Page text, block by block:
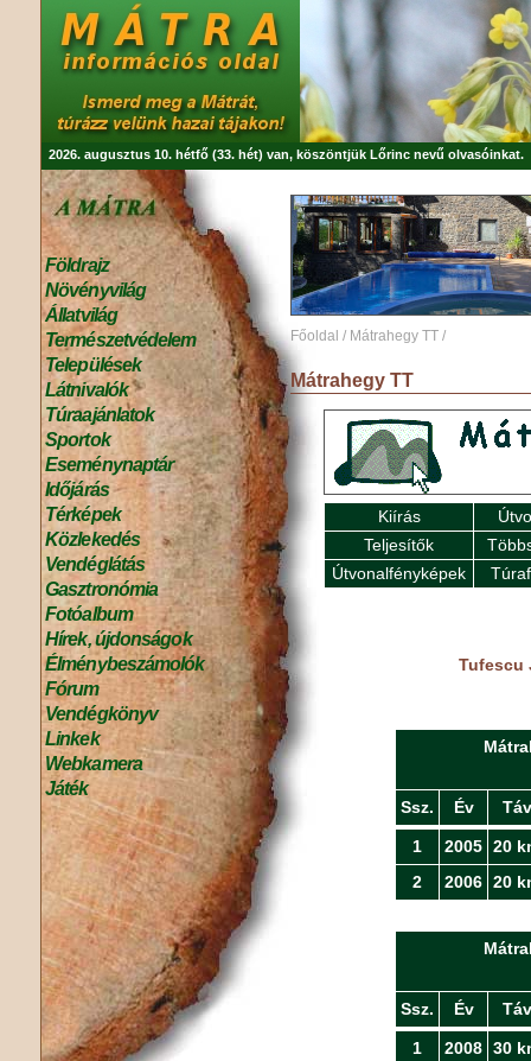
2026. augusztus 10. hétfő (33. hét) van, köszöntjük Lőrinc nevű olvasóinkat.
Földrajz
Növényvilág
Állatvilág
Természetvédelem
Települések
Látnivalók
Túraajánlatok
Sportok
Eseménynaptár
Időjárás
Térképek
Közlekedés
Vendéglátás
Gasztronómia
Fotóalbum
Hírek, újdonságok
Élménybeszámolók
Fórum
Vendégkönyv
Linkek
Webkamera
Játék
Főoldal / Mátrahegy TT /
Mátrahegy TT
Kiírás
Teljesítők
Útvonalfényképek
Tufescu
Ssz. Év Táv
1 2005 20
2
2006 20
Ssz. Év Táv
1 2008 30